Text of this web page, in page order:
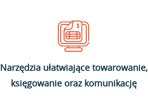
Narzędzia ułatwiające towarowanie,
księgowanie oraz komunikację